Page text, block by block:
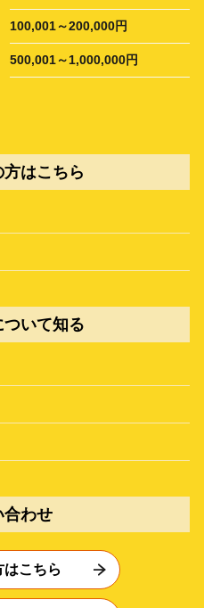
100,001～200,000円
500,001～1,000,000円
はこちら
いて知る
合わせ
はこちら